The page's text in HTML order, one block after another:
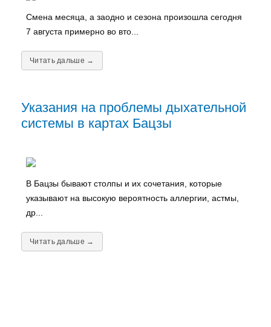
Смена месяца, а заодно и сезона произошла сегодня
7 августа примерно во вто...
Читать дальше →
Указания на проблемы дыхательной
системы в картах Бацзы
В Бацзы бывают столпы и их сочетания, которые
указывают на высокую вероятность аллергии, астмы,
др...
Читать дальше →